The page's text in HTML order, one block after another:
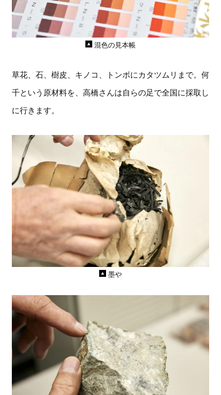
混色の見本帳
草花、石、樹皮、キノコ、トンボにカタツムリまで。何
千という原材料を、高橋さんは自らの足で全国に採取し
に行きます。
墨や